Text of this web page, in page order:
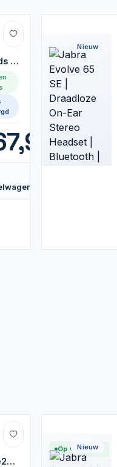
|
Nieuw
Op voorraad
Nieuw